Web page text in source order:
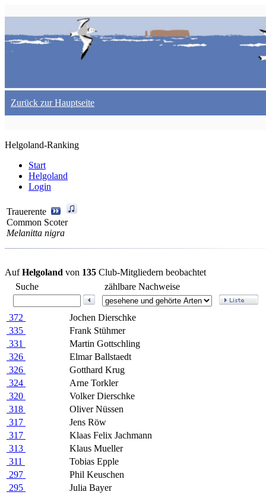
Zurück zur Hauptseite
Helgoland-Ranking
Start
Helgoland
Login
Trauerente
Common Scoter
Melanitta nigra
AufHelgoland von 135 Club-Mitgliedern beobachtet
Suche
zählbare Nachweise
372
Jochen Dierschke
335
Frank Stühmer
331
Martin Gottschling
326
Elmar Ballstaedt
326
Gotthard Krug
324
Arne Torkler
320
Volker Dierschke
318
Oliver Nüssen
317
Jens Röw
317
Klaas Felix Jachmann
313
Klaus Mueller
311
Tobias Epple
297
Phil Keuschen
295
Julia Bayer